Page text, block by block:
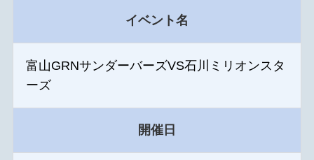
イベント名
富山GRNサンダーバーズVS石川ミリオンスタ
ーズ
開催日